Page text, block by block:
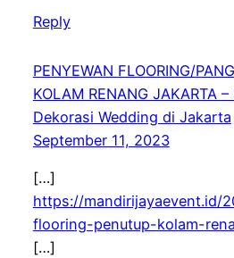
Reply
PENYEWAN FLOORING/
KOLAM RENANG JAKARTA
Dekorasi Wedding di Jakarta
September 11, 2023
[…]
https://mandirijayaevent.id/
flooring-penutup-kolam-
[…]